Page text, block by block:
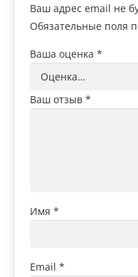
Ваш адрес email не
Обязательные поля
Ваша оценка *
Ваш отзыв *
Имя *
Email *